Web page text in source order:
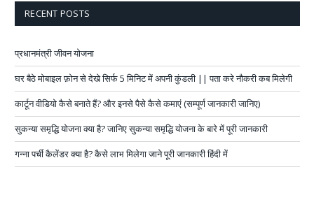
RECENT POSTS
प्रधानमंत्री जीवन योजना
घर बैठे मोबाइल फ़ोन से देखे सिर्फ 5 मिनिट में अपनी कुंडली || पता करे नौकरी कब मिलेगी
कार्टून वीडियो कैसे बनाते हैं? और इनसे पैसे कैसे कमाएं (सम्पूर्ण जानकारी जानिए)
सुकन्या समृद्धि योजना क्या है? जानिए सुकन्या समृद्धि योजना के बारे में पूरी जानकारी
गन्ना पर्ची कैलेंडर क्या है? कैसे लाभ मिलेगा जाने पूरी जानकारी हिंदी में